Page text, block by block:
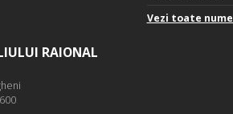
Vezi toate
RAIONAL